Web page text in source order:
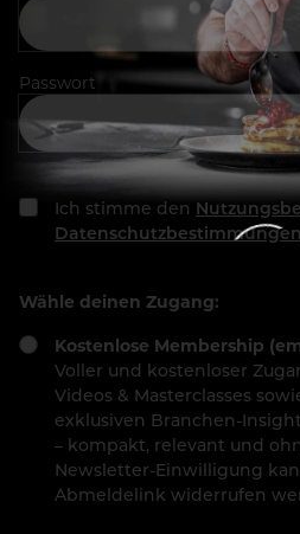
Passwort
Ich stimme den
Datenschutzbestimmungen
Wähle deinen Zugang:
Kostenlose Membership
Voller und kostenloser
Videos & Masterclasses
exklusiven Branchen-
– kompakt, relevant und
Newsletter-Einwilligung
Abmeldelink widerrufen